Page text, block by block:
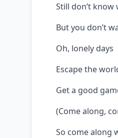
Still don’t
But you don’t
Oh, lonely days
Escape the
Get a good
(Come along,
So come along